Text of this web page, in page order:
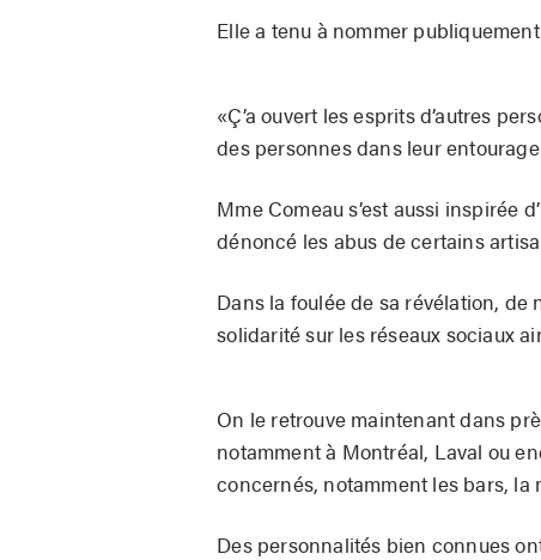
Elle a tenu à nommer publiquement
«Ç’a ouvert les esprits d’autres
des personnes dans leur
Mme Comeau s’est aussi inspirée
dénoncé les abus de certains
Dans la foulée de sa révélation,
solidarité sur les réseaux sociaux
On le retrouve maintenant dans
notamment à Montréal, Laval ou
concernés, notamment les bars, la
Des personnalités bien connues